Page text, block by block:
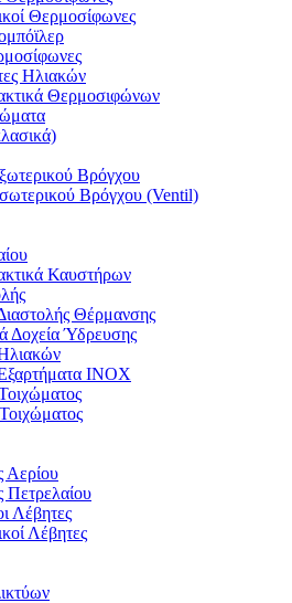
Θερμοσίφωνες
Ηλιακών
Θερμοσιφώνων
Βρόγχου
Βρόγχου (Ventil)
Καυστήρων
Θέρμανσης
Δοχεία Ύδρευσης
ΙΝΟΧ
Αερίου
Πετρελαίου
Λέβητες
Λέβητες